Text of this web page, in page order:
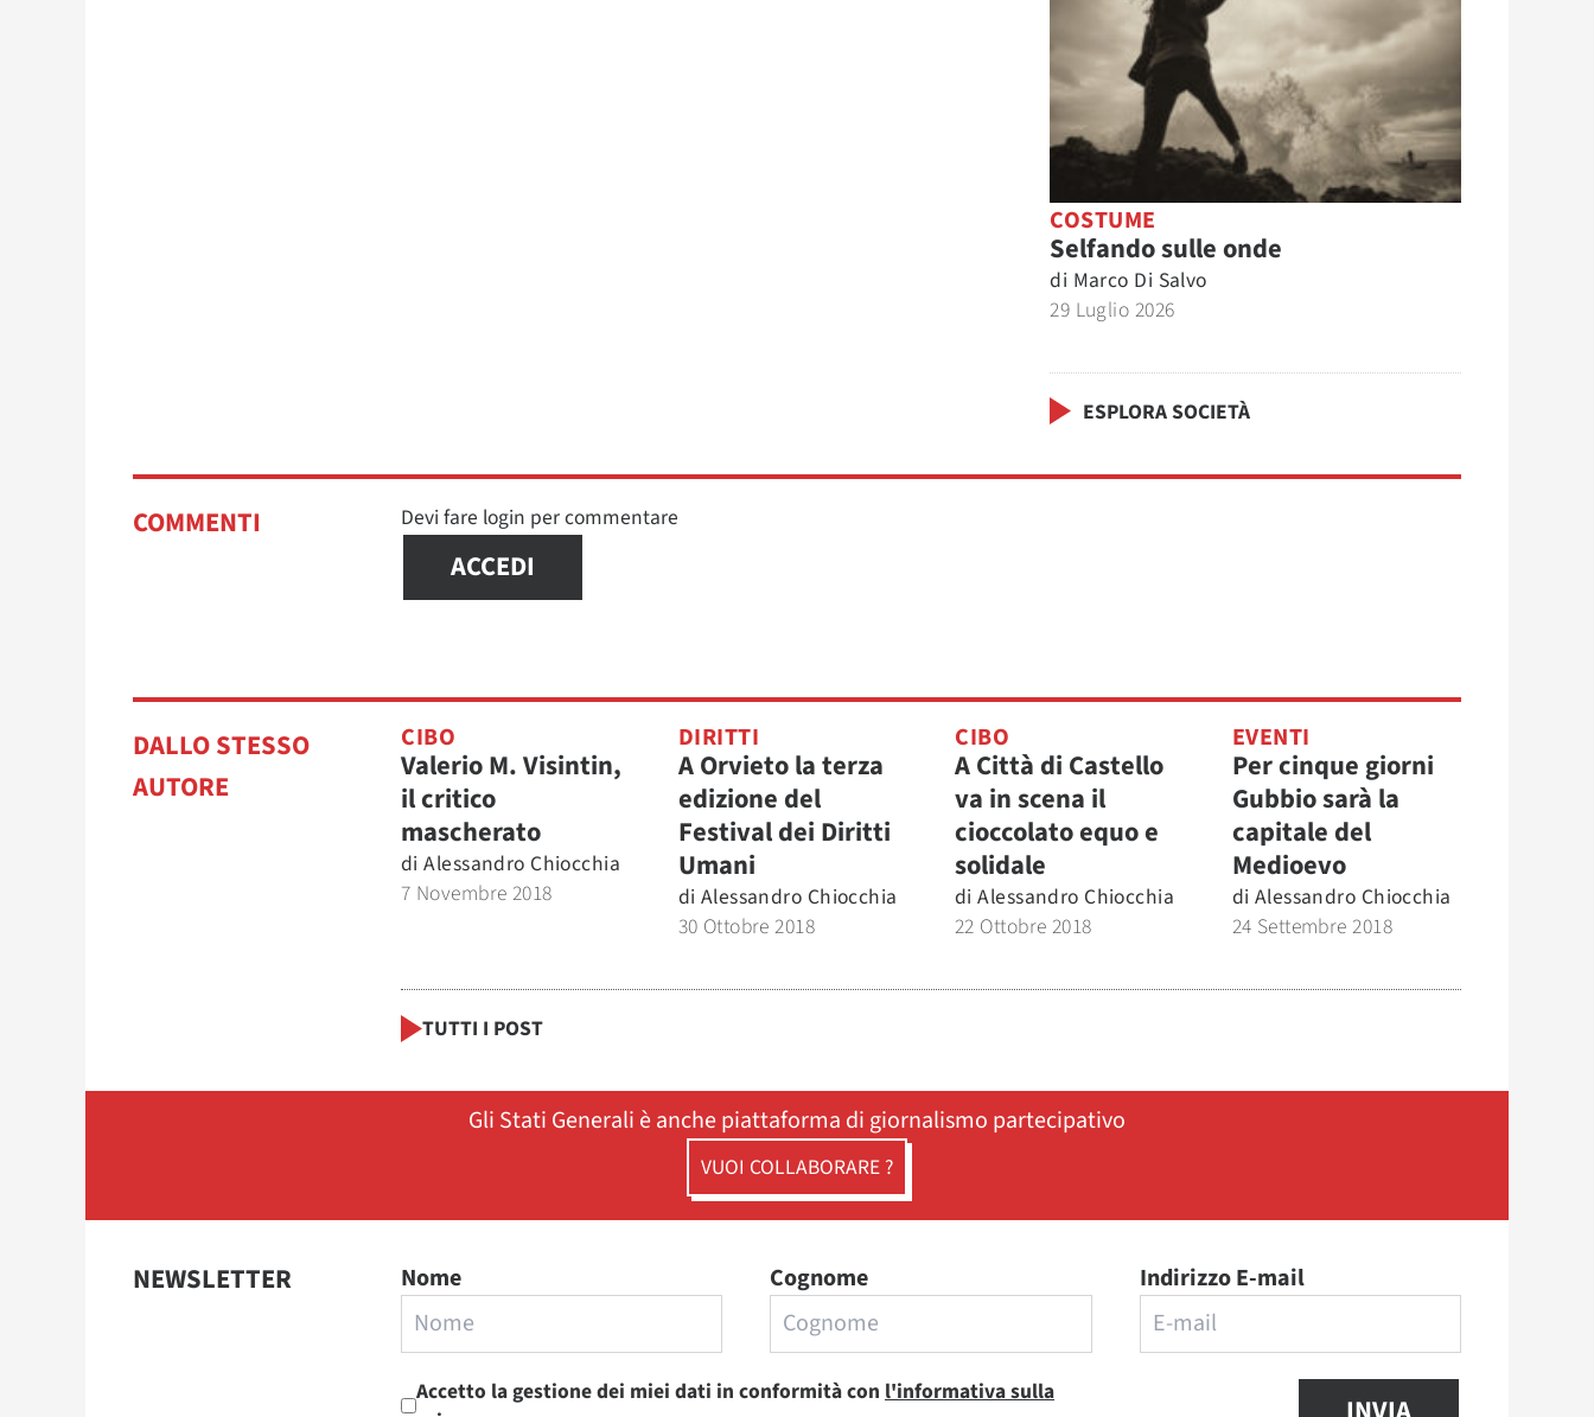
COSTUME
Selfando sulle onde
di Marco Di Salvo
29 Luglio 2026
ESPLORA SOCIETÀ
COMMENTI Devi fare login per commentare
ACCEDI
DALLO STESSO
AUTORE
CIBO
Valerio M. Visintin,
il critico
mascherato
di Alessandro Chiocchia
7 Novembre 2018
DIRITTI
A Orvieto la terza
edizione del
Festival dei Diritti
Umani
di Alessandro Chiocchia
30 Ottobre 2018
CIBO
A Città di Castello
va in scena il
cioccolato equo e
solidale
di Alessandro Chiocchia
22 Ottobre 2018
EVENTI
Per cinque giorni
Gubbio sarà la
capitale del
Medioevo
di Alessandro Chiocchia
24 Settembre 2018
TUTTI I POST
Gli Stati Generali è anche piattaforma di giornalismo partecipativo
VUOI COLLABORARE ?
NEWSLETTER Nome Cognome Indirizzo E-mail
Accetto la gestione dei miei dati in conformità con l'informativa sulla